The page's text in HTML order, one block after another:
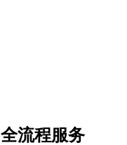
全流程服务